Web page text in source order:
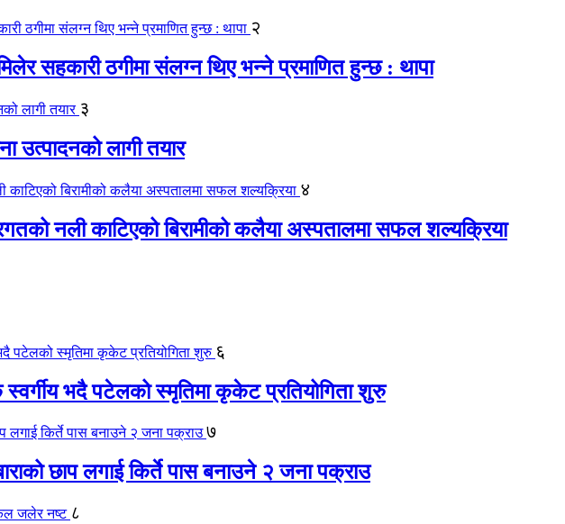
२
सहकारी ठगीमा संलग्न थिए भन्ने प्रमाणित हुन्छ : थापा
३
उत्पादनको लागी तयार
४
नली काटिएको बिरामीको कलैया अस्पतालमा सफल शल्यक्रिया
६
स्वर्गीय भदै पटेलको स्मृतिमा कृकेट प्रतियोगिता शुरु
७
छाप लगाई किर्ते पास बनाउने २ जना पक्राउ
८